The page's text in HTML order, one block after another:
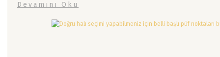
Devamını Oku